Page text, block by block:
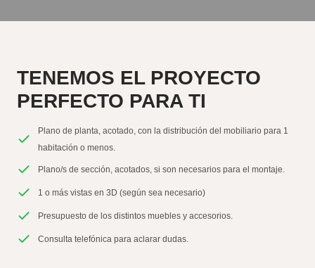
TENEMOS EL PROYECTO
PERFECTO PARA TI
Plano de planta, acotado, con la distribución del mobiliario para 1
habitación o menos.
Plano/s de sección, acotados, si son necesarios para el montaje.
1 o más vistas en 3D (según sea necesario)
Presupuesto de los distintos muebles y accesorios.
Consulta telefónica para aclarar dudas.